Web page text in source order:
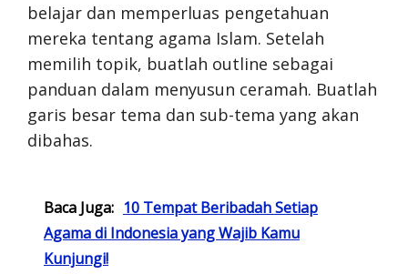
belajar dan memperluas pengetahuan
mereka tentang agama Islam. Setelah
memilih topik, buatlah outline sebagai
panduan dalam menyusun ceramah. Buatlah
garis besar tema dan sub-tema yang akan
dibahas.
Baca Juga: 10 Tempat Beribadah Setiap
Agama di Indonesia yang Wajib Kamu
Kunjungi!